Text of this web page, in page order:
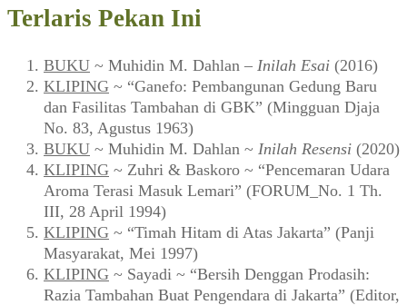
Terlaris Pekan Ini
BUKU ~ Muhidin M. Dahlan – Inilah Esai (2016)
KLIPING ~ “Ganefo: Pembangunan Gedung Baru
dan Fasilitas Tambahan di GBK” (Mingguan Djaja
No. 83, Agustus 1963)
BUKU ~ Muhidin M. Dahlan ~ Inilah Resensi (2020)
KLIPING ~ Zuhri & Baskoro ~ “Pencemaran Udara
Aroma Terasi Masuk Lemari” (FORUM_No. 1 Th.
III, 28 April 1994)
KLIPING ~ “Timah Hitam di Atas Jakarta” (Panji
Masyarakat, Mei 1997)
KLIPING ~ Sayadi ~ “Bersih Denggan Prodasih:
Razia Tambahan Buat Pengendara di Jakarta” (Editor,